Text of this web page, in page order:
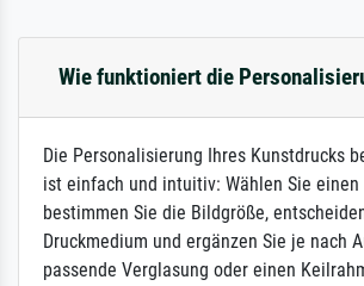
Wie funktioniert die
Die Personalisierung Ihres Kunstdrucks
ist einfach und intuitiv: Wählen Sie einen
bestimmen Sie die Bildgröße,
Druckmedium und ergänzen Sie je nach
passende Verglasung oder einen